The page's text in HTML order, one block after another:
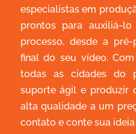
especialistas em
prontos para auxiliá-
processo, desde a
final do seu vídeo.
todas as cidades do
suporte ágil e produzir
alta qualidade a um
contato e conte sua